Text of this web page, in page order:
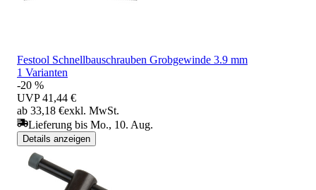
Festool Schnellbauschrauben Grobgewinde 3.9 mm
1 Varianten
-20 %
UVP 41,44 €
ab 33,18 €exkl. MwSt.
Lieferung bis Mo., 10. Aug.
Details anzeigen